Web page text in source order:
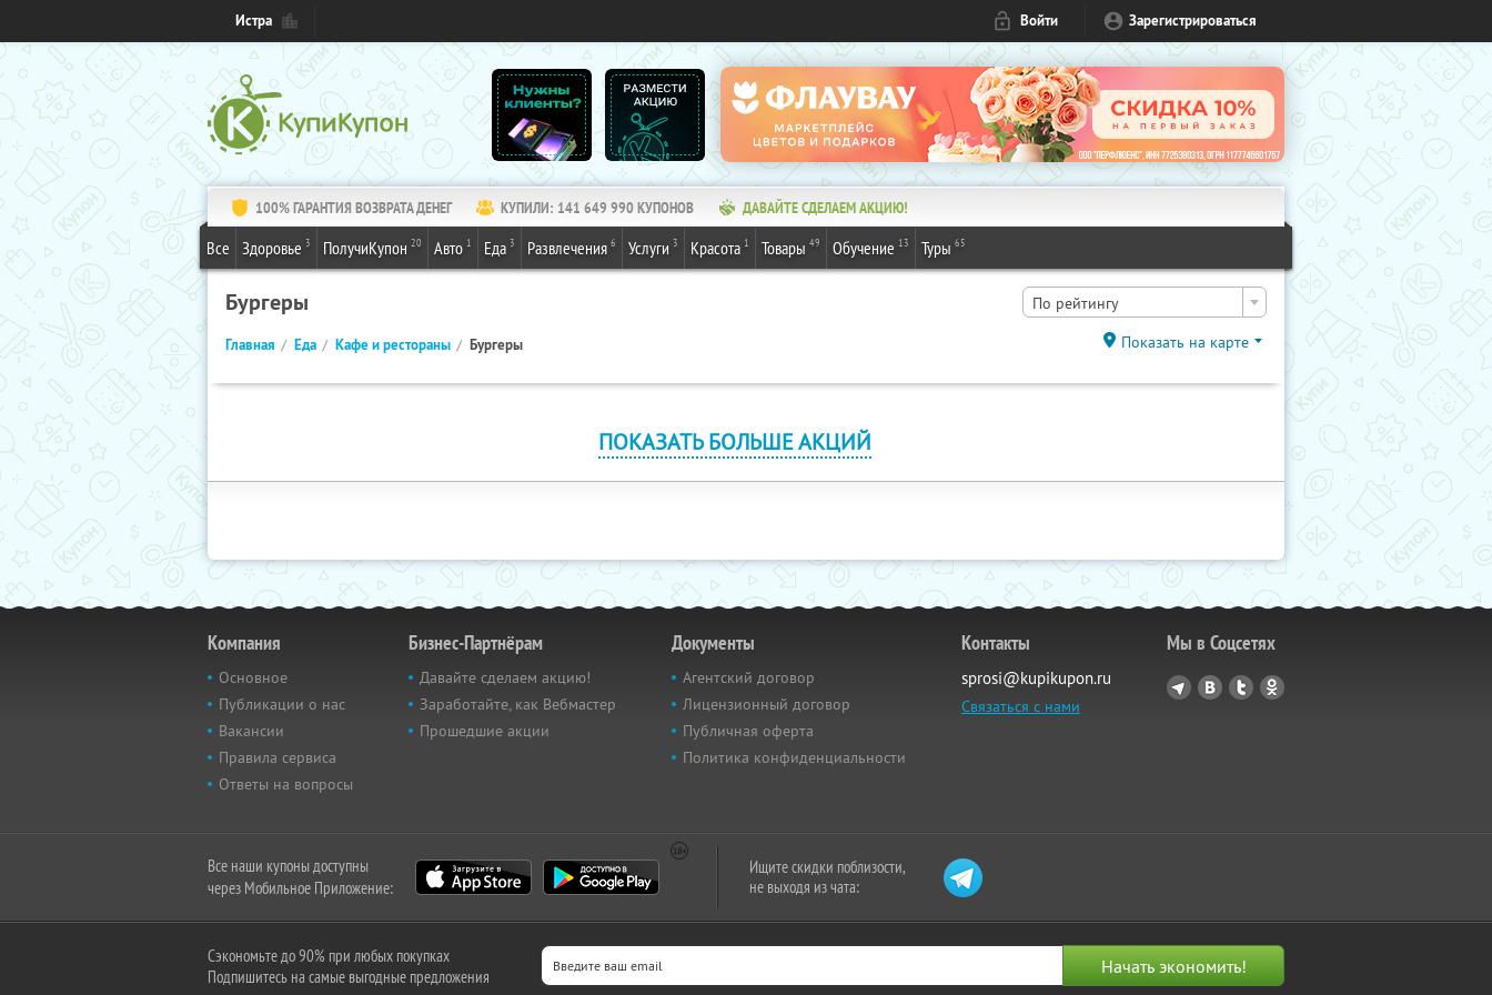
Истра Войти Зарегистрироваться
100% ГАРАНТИЯ ВОЗВРАТА ДЕНЕГ КУПИЛИ: 141 649 990КУПОНОВ ДАВАЙТЕ СДЕЛАЕМ АКЦИЮ!
Все Здоровье 3 ПолучиКупон 20 Авто 1 Еда 3 Развлечения 6 Услуги 3 Красота 1 Товары 49 Обучение 13 Туры 65
Бургеры По рейтингу
Главная Еда Кафе и рестораны Бургеры Показать на карте
ПОКАЗАТЬ БОЛЬШЕ АКЦИЙ
Компания
Основное
Публикации о нас
Вакансии
Правила сервиса
Ответы на вопросы
Бизнес-Партнёрам
Давайте сделаем акцию!
Заработайте, как Вебмастер
Прошедшие акции
Документы
Агентский договор
Лицензионный договор
Публичная оферта
Политика конфиденциальности
Контакты
sprosi@kupikupon.ru
Связаться с нами
Мы в Соцсетях
Все наши купоны доступны
через Мобильное Приложение:
Ищите скидки поблизости,
не выходя из чата:
Сэкономьте до 90% при любых покупках
Подпишитесь на самые выгодные предложения